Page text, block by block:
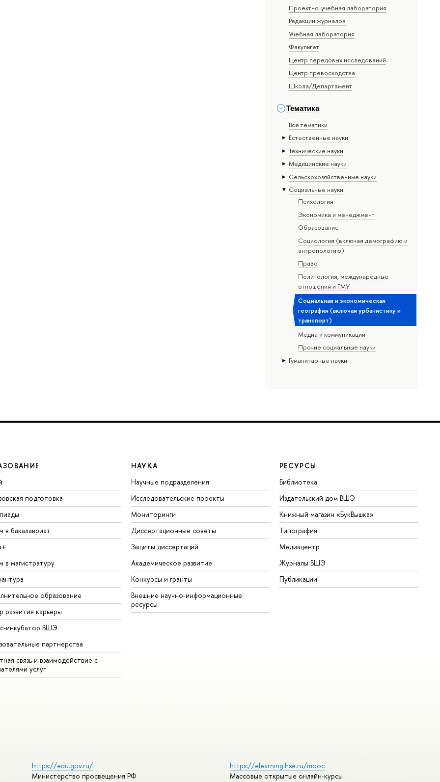
Проектно-учебная лаборатория
Редакции журналов
Учебная лаборатория
Факультет
Центр передовых исследований
Центр превосходства
Школа/Департамент
Тематика
Все тематики
Естественные науки
Тех­ничес­кие науки
Медицинские науки
Сельскохозяйственные науки
Социальные науки
Психология
Экономика и менеджмент
Образование
Социология (включая демографию и
антропологию)
Право
Политология, международные
отношения и ГМУ
Социальная и экономическая
география (включая урбанистику и
транспорт)
Медиа и коммуникации
Прочие социальные науки
Гуманитарные науки
подготовка
в бакалавриат
в магистратуру
образование
развития карьеры
инкубатор ВШЭ
партнерства
связь и взаимодействие с
услуг
НАУКА
Научные подразделения
Исследовательские проекты
Мониторинги
Диссертационные советы
Защиты диссертаций
Академическое развитие
Конкурсы и гранты
Внешние научно-информационные
ресурсы
РЕСУРСЫ
Библиотека
Издательский дом ВШЭ
Книжный магазин «БукВышка»
Типография
Медиацентр
Журналы ВШЭ
Публикации
https://edu.gov.ru/
Министерство просвещения РФ
https://elearning.hse.ru/mooc
Массовые открытые онлайн-курсы